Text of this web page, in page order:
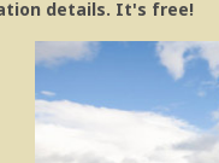
details. It's free!